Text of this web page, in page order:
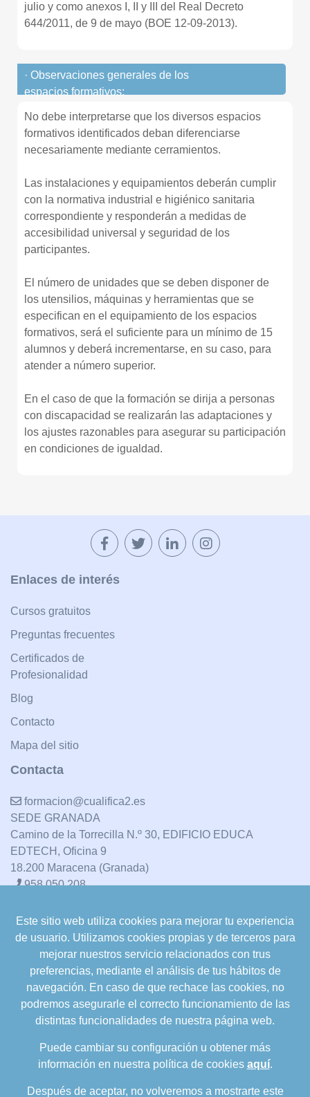
julio y como anexos I, II y III del Real Decreto
644/2011, de 9 de mayo (BOE 12-09-2013).
· Observaciones generales de los
espacios formativos:
No debe interpretarse que los diversos espacios
formativos identificados deban diferenciarse
necesariamente mediante cerramientos.
Las instalaciones y equipamientos deberán cumplir
con la normativa industrial e higiénico sanitaria
correspondiente y responderán a medidas de
accesibilidad universal y seguridad de los
participantes.
El número de unidades que se deben disponer de
los utensilios, máquinas y herramientas que se
especifican en el equipamiento de los espacios
formativos, será el suficiente para un mínimo de 15
alumnos y deberá incrementarse, en su caso, para
atender a número superior.
En el caso de que la formación se dirija a personas
con discapacidad se realizarán las adaptaciones y
los ajustes razonables para asegurar su participación
en condiciones de igualdad.
Enlaces de interés
Cursos gratuitos
Preguntas frecuentes
Certificados de
Profesionalidad
Blog
Contacto
Mapa del sitio
Contacta
formacion@cualifica2.es
SEDE GRANADA
Camino de la Torrecilla N.º 30, EDIFICIO EDUCA
EDTECH, Oficina 9
18.200 Maracena (Granada)
958 050 208
formacion@cualifica2.es
SEDE POZO ALCÓN
Pol. Ind. "La Asomadilla",
Nave 5-6 y anexos
23485 Pozo Alcón (Jaén)
958 050 208
958 991 970
Este sitio web utiliza cookies para mejorar tu experiencia
de usuario. Utilizamos cookies propias y de terceros para
mejorar nuestros servicio relacionados con trus
preferencias, mediante el análisis de tus hábitos de
navegación. En caso de que rechace las cookies, no
podremos asegurarle el correcto funcionamiento de las
distintas funcionalidades de nuestra página web.
Puede cambiar su configuración u obtener más
información en nuestra política de cookies aquí.
Después de aceptar, no volveremos a mostrarte este